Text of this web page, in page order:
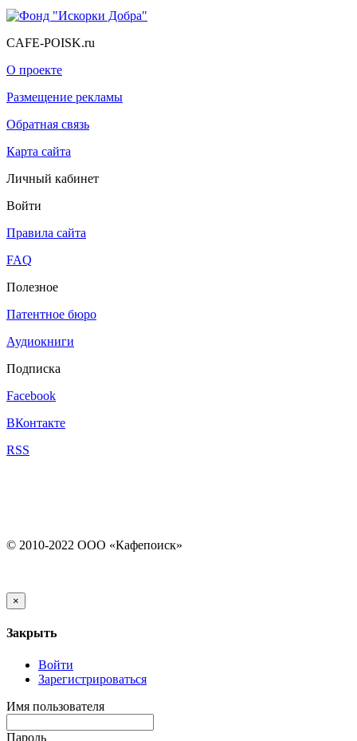
CAFE-POISK.ru
О проекте
Размещение рекламы
Обратная связь
Карта сайта
Личный кабинет
Войти
Правила сайта
FAQ
Полезное
Патентное бюро
Аудиокниги
Подписка
Facebook
ВКонтакте
RSS
© 2010-2022 ООО «Кафепоиск»
×
Закрыть
Войти
Зарегистрироваться
Имя пользователя
Пароль